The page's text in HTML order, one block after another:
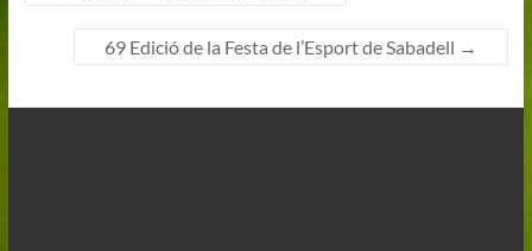
69 Edició de la Festa de l’Esport de Sabadell →